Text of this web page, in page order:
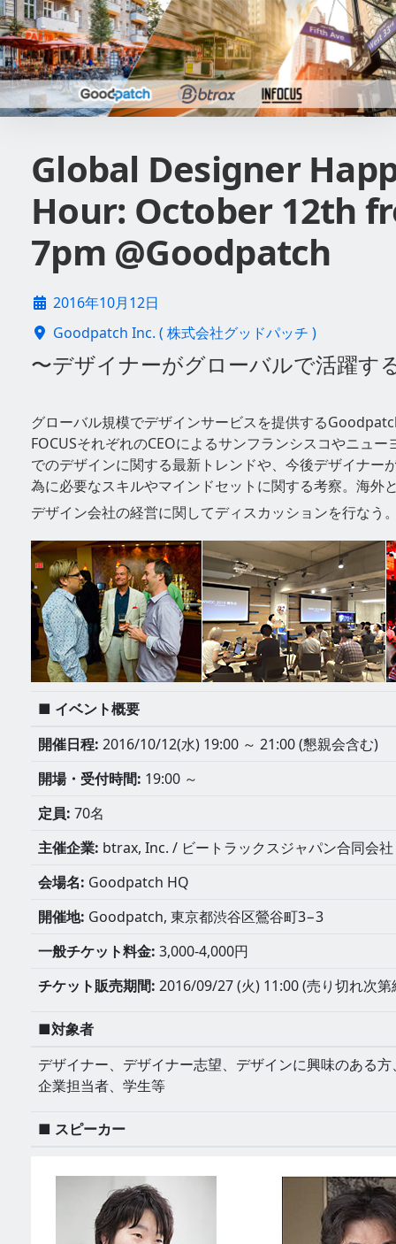
Global Designer
Hour: October 12th
7pm @Goodpatch
2016年10月12日
Goodpatch Inc. ( 株式会社グッドパッチ )
〜デザイナーがグローバルで活躍す
グローバル規模でデザインサービスを提供する
FOCUSそれぞれのCEOによるサンフランシスコやニュー
でのデザインに関する最新トレンドや、今後デザイナー
為に必要なスキルやマインドセットに関する考察。海外
デザイン会社の経営に関してディスカッションを行なう
■ イベント概要
開催日程: 2016/10/12(水) 19:00 ～ 21:00 (懇親会含む)
開場・受付時間: 19:00 ～
定員: 70名
主催企業: btrax, Inc. / ビートラックスジャパン合同会社
会場名: Goodpatch HQ
開催地: Goodpatch, 東京都渋谷区鶯谷町3−3
一般チケット料金: 3,000-4,000円
チケット販売期間: 2016/09/27 (火) 11:00 (売り切れ次第
■対象者
デザイナー、デザイナー志望、デザインに興味のある
企業担当者、学生等
■ スピーカー